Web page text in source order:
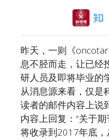
昨天，一则《
息不胫而走，让已经
研人员及即将毕业的
从消息源来看，仅是
读者的邮件内容上说
内容上回复：“关于
将收录到2017年底